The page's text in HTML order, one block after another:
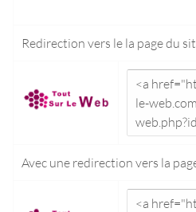
Redirection vers le la page du
Avec une redirection vers la